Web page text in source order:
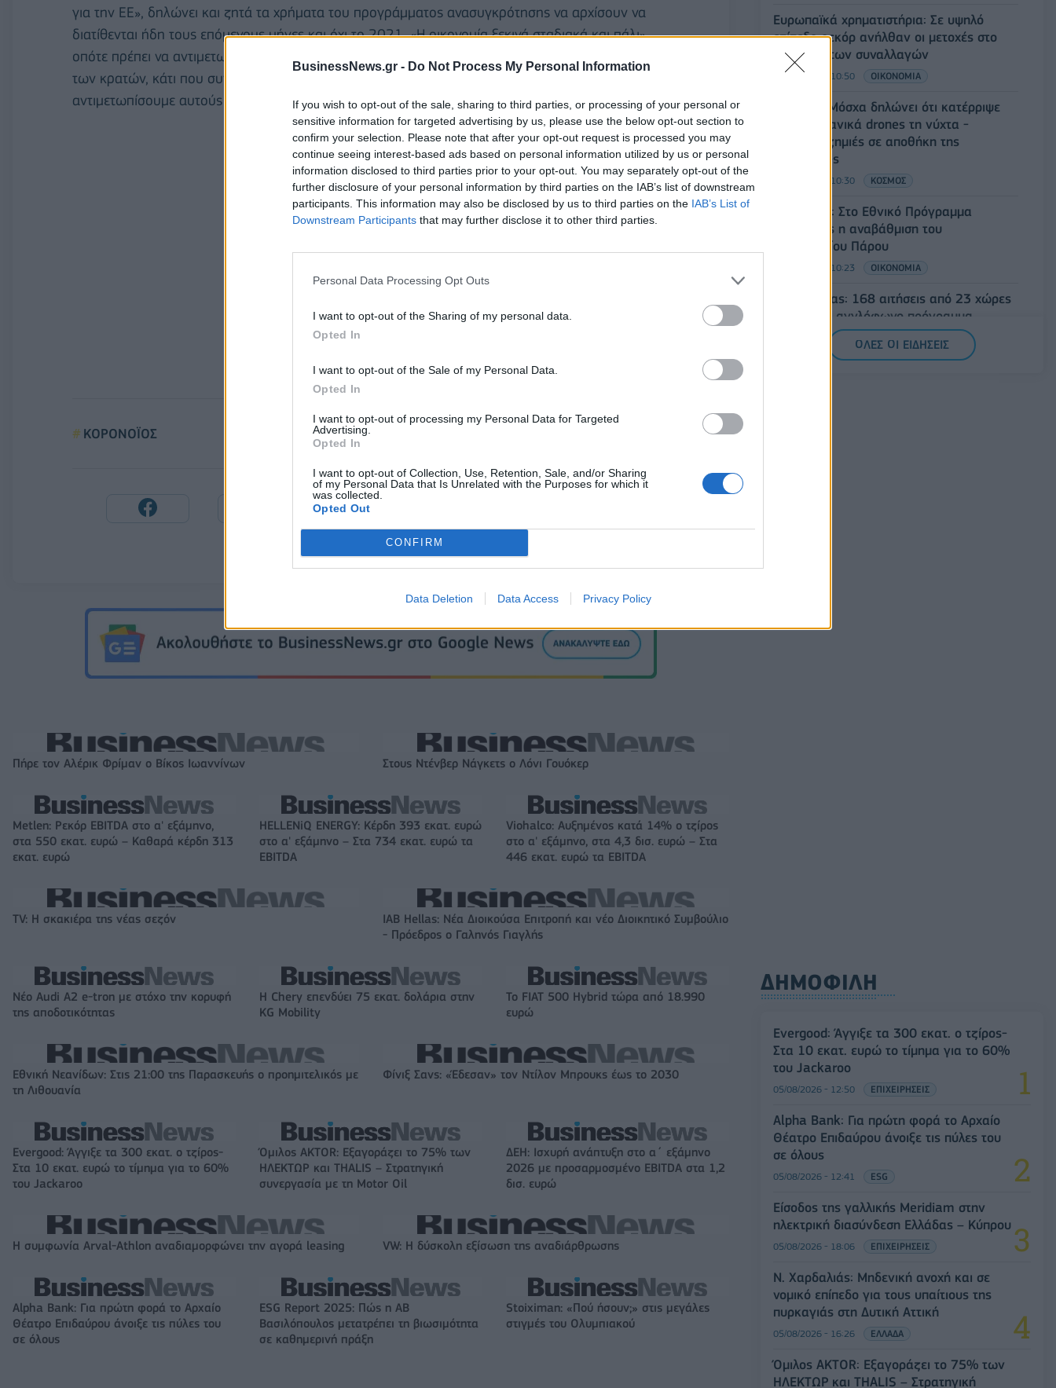
BusinessNews.gr - Do Not Process My Personal Information
If you wish to opt-out of the sale, sharing to third parties, or processing of your personal or
sensitive information for targeted advertising by us, please use the below opt-out section to
confirm your selection. Please note that after your opt-out request is processed you may
continue seeing interest-based ads based on personal information utilized by us or personal
information disclosed to third parties prior to your opt-out. You may separately opt-out of the
further disclosure of your personal information by third parties on the IAB’s list of downstream
participants. This information may also be disclosed by us to third parties on the IAB’s List of
Downstream Participants that may further disclose it to other third parties.
Personal Data Processing Opt Outs
I want to opt-out of the Sharing of my personal data.
Opted In
I want to opt-out of the Sale of my Personal Data.
Opted In
I want to opt-out of processing my Personal Data for Targeted
Advertising.
Opted In
I want to opt-out of Collection, Use, Retention, Sale, and/or Sharing
of my Personal Data that Is Unrelated with the Purposes for which it
was collected.
Opted Out
CONFIRM
Data Deletion Data Access Privacy Policy
για την ΕΕ», δηλώνει και ζητά τα χρήματα του προγράμματος ανασυγκρότησης να αρχίσουν να
διατίθενται ήδη τους επόμενους μήνες και όχι το 2021. «Η οικονομία ξεκινά σταδιακά και πάλι»,
οπότε πρέπει να αντιμετωπιστεί σύντομα ο κίνδυνος του διαφορετικού ρυθμού ανόδου μεταξύ
των κρατών, κάτι που συνεπάγεται κινδύνους για την ευρωπαϊκή συνοχή. «Πρέπει να
αντιμετωπίσουμε αυτούς τους κινδύνους από την αρχή», λέει ο κ. Τζεντιλόνι.
ΚΟΡΟΝΟΪΟΣ
Πήρε τον Αλέρικ Φρίμαν ο Βίκος Ιωαννίνων Στους Ντένβερ Νάγκετς ο Λόνι Γουόκερ
Metlen: Ρεκόρ EBITDA στο α' εξάμηνο,
στα 550 εκατ. ευρώ – Καθαρά κέρδη 313
εκατ. ευρώ
HELLENiQ ENERGY: Κέρδη 393 εκατ. ευρώ
στο α' εξάμηνο – Στα 734 εκατ. ευρώ τα
EBITDA
Viohalco: Αυξημένος κατά 14% ο τζίρος
στο α' εξάμηνο, στα 4,3 δισ. ευρώ – Στα
446 εκατ. ευρώ τα EBITDA
TV: Η σκακιέρα της νέας σεζόν
IAB Hellas: Νέα Διοικούσα Επιτροπή και νέο Διοικητικό Συμβούλιο
- Πρόεδρος ο Γαληνός Γιαγλής
Νέο Audi A2 e-tron με στόχο την κορυφή
της αποδοτικότητας
Η Chery επενδύει 75 εκατ. δολάρια στην
KG Mobility
Το FIAT 500 Hybrid τώρα από 18.990
ευρώ
Εθνική Νεανίδων: Στις 21:00 της Παρασκευής ο προημιτελικός με
τη Λιθουανία
Φίνιξ Σανς: «Έδεσαν» τον Ντίλον Μπρουκς έως το 2030
Evergood: Άγγιξε τα 300 εκατ. ο τζίρος-
Στα 10 εκατ. ευρώ το τίμημα για το 60%
του Jackaroo
Όμιλος AKTOR: Εξαγοράζει το 75% των
ΗΛΕΚΤΩΡ και THALIS – Στρατηγική
συνεργασία με τη Motor Oil
ΔΕΗ: Ισχυρή ανάπτυξη στο α΄ εξάμηνο
2026 με προσαρμοσμένο EBITDA στα 1,2
δισ. ευρώ
Η συμφωνία Arval-Athlon αναδιαμορφώνει την αγορά leasing VW: Η δύσκολη εξίσωση της αναδιάρθρωσης
Alpha Bank: Για πρώτη φορά το Αρχαίο
Θέατρο Επιδαύρου άνοιξε τις πύλες του
σε όλους
ESG Report 2025: Πώς η ΑΒ
Βασιλόπουλος μετατρέπει τη βιωσιμότητα
σε καθημερινή πράξη
Stoiximan: «Πού ήσουν;» στις μεγάλες
στιγμές του Ολυμπιακού
Ευρωπαϊκά χρηματιστήρια: Σε υψηλό
επίπεδο ρεκόρ ανήλθαν οι μετοχές στο
ξεκίνημα των συναλλαγών
06/08/2026 - 10:50 ΟΙΚΟΝΟΜΙΑ
Ρωσία: Η Μόσχα δηλώνει ότι κατέρριψε
605 ουκρανικά drones τη νύχτα -
Ελαφρές ζημιές σε αποθήκη της
Wildberries
06/08/2026 - 10:30 ΚΟΣΜΟΣ
Χρ. Δήμας: Στο Εθνικό Πρόγραμμα
Ανάπτυξης η αναβάθμιση του
Αεροδρομίου Πάρου
06/08/2026 - 10:23 ΟΙΚΟΝΟΜΙΑ
Υπ. Παιδείας: 168 αιτήσεις από 23 χώρες
για το νέο αγγλόφωνο πρόγραμμα
Ιατρικής του Πανεπιστημίου Πατρών
06/08/2026 - 10:08
ΟΛΕΣ ΟΙ ΕΙΔΗΣΕΙΣ
ΔΗΜΟΦΙΛΗ
Evergood: Άγγιξε τα 300 εκατ. ο τζίρος-
Στα 10 εκατ. ευρώ το τίμημα για το 60%
του Jackaroo
05/08/2026 - 12:50 ΕΠΙΧΕΙΡΗΣΕΙΣ
Alpha Bank: Για πρώτη φορά το Αρχαίο
Θέατρο Επιδαύρου άνοιξε τις πύλες του
σε όλους
05/08/2026 - 12:41 ESG
Είσοδος της γαλλικής Meridiam στην
ηλεκτρική διασύνδεση Ελλάδας – Κύπρου
05/08/2026 - 18:06 ΕΠΙΧΕΙΡΗΣΕΙΣ
Ν. Χαρδαλιάς: Μηδενική ανοχή και σε
νομικό επίπεδο για τους υπαίτιους της
πυρκαγιάς στη Δυτική Αττική
05/08/2026 - 16:26 ΕΛΛΑΔΑ
Όμιλος AKTOR: Εξαγοράζει το 75% των
ΗΛΕΚΤΩΡ και THALIS – Στρατηγική